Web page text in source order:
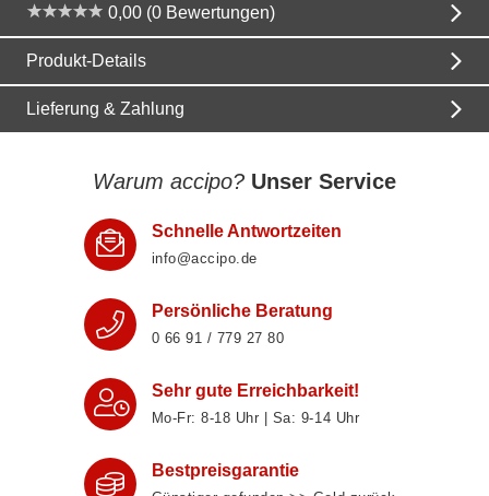
0,00 (0 Bewertungen)
Produkt-Details
Lieferung & Zahlung
Warum accipo? Unser Service
Schnelle Antwortzeiten
info@accipo.de
Persönliche Beratung
0 66 91 / 779 27 80
Sehr gute Erreichbarkeit!
Mo-Fr: 8‑18 Uhr | Sa: 9‑14 Uhr
Bestpreisgarantie